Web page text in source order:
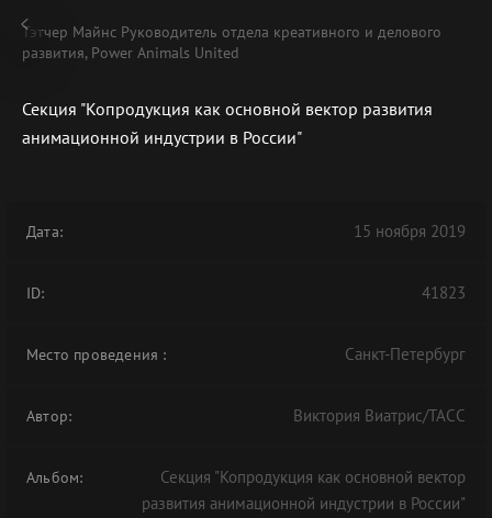
Тэтчер Майнс Руководитель отдела креативного и делового
развития, Power Animals United
Секция "Копродукция как основной вектор развития
анимационной индустрии в России"
Дата: 15 ноября 2019
ID: 41823
Место проведения : Санкт-Петербург
Автор: Виктория Виатрис/ТАСС
Альбом:
Секция "Копродукция как основной вектор
развития анимационной индустрии в России"